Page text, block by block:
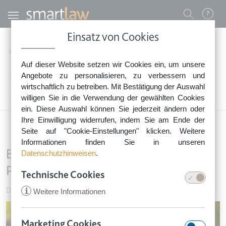
Einsatz von Cookies
Auf dieser Website setzen wir Cookies ein, um unsere
Angebote zu personalisieren, zu verbessern und
wirtschaftlich zu betreiben. Mit Bestätigung der Auswahl
willigen Sie in die Verwendung der gewählten Cookies
ein. Diese Auswahl können Sie jederzeit ändern oder
Ihre Einwilligung widerrufen, indem Sie am Ende der
Seite auf "Cookie-Einstellungen" klicken. Weitere
Informationen finden Sie in unseren
Datenschutzhinweisen.
Technische Cookies
i Weitere Informationen
Direkt zum Inhalt
0800 - 268 4 268 (kostenfrei)
Sie erreichen unser Service-Team:
Montag bis Freitag: 8-18 Uhr
Keine Rechtsberatung.
Benutzermenü
Startseite
Dienstleistung, Handel & Privatverkäufe
Betrieb eines Weinautomaten auf Privatgrundstück verboten
Betrieb eines Weinautomaten auf
Privatgrundstück verboten
Dienstleistung, Handel & Privatverkäufe
Image